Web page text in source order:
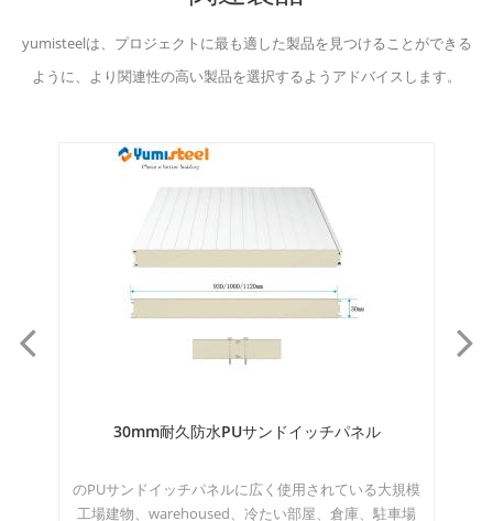
yumisteelは、プロジェクトに最も適した製品を見つけることができる
ように、より関連性の高い製品を選択するようアドバイスします。
30mm耐久防水PUサンドイッチパネル
のPUサンドイッチパネルに広く使用されている大規模
工場建物、warehoused、冷たい部屋、倉庫、駐車場